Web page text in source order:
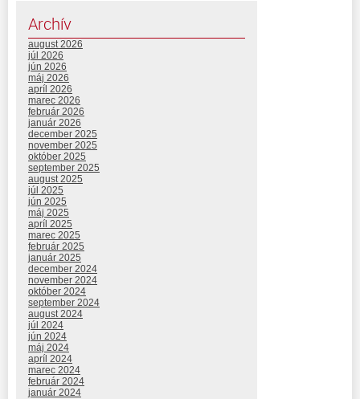
Archív
august 2026
júl 2026
jún 2026
máj 2026
apríl 2026
marec 2026
február 2026
január 2026
december 2025
november 2025
október 2025
september 2025
august 2025
júl 2025
jún 2025
máj 2025
apríl 2025
marec 2025
február 2025
január 2025
december 2024
november 2024
október 2024
september 2024
august 2024
júl 2024
jún 2024
máj 2024
apríl 2024
marec 2024
február 2024
január 2024